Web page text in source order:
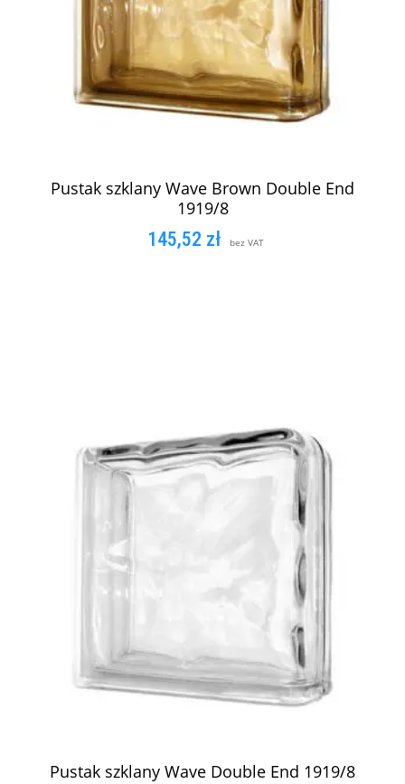
Pustak szklany Wave Brown Double End
1919/8
145,52 zł bez VAT
Pustak szklany Wave Double End 1919/8